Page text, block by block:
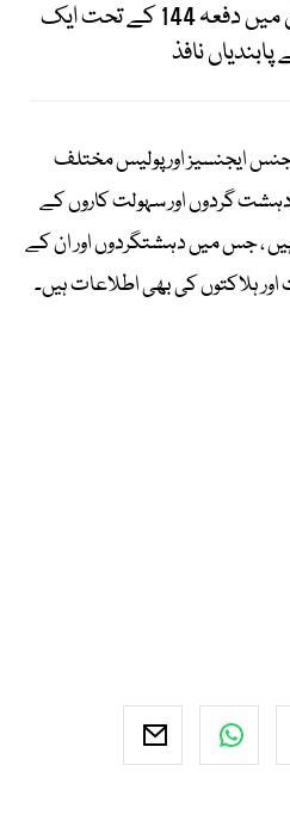
بلوچستان میں دفعہ 144 کے تحت ایک
نافذ
ایجنسیز اور پولیس مختلف
گردوں اور سہولت کاروں کے
، جس میں دہشتگردوں اور ان کے
ہلاکتوں کی بھی اطلاعات ہیں۔